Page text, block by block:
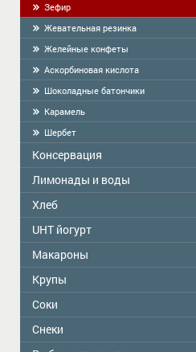
Зефир
Жевательная резинка
Желейные конфеты
Аскорбиновая кислота
Шоколадные батончики
Карамель
Шербет
Консервация
Zelta Saule
Господарочка
Sladovsit
Baron
Balta Diena
Консервированные грибы "Best time"
Консервированные грибы
"Mushroomoff"
MAMOS KONSERVAI
Лимонады и воды
Vitamizu
Hi5
OKF
Varavīksne
Питьевая вода "Aqua Future"
Хлеб
UHT йогурт
PASCUAL
Макароны
Golden Dragon
Весовые
Крупы
Zelta Saule коробки
Хлопья быстрого приготовления
Соки
JAFFA
Наш Сік
Снeки